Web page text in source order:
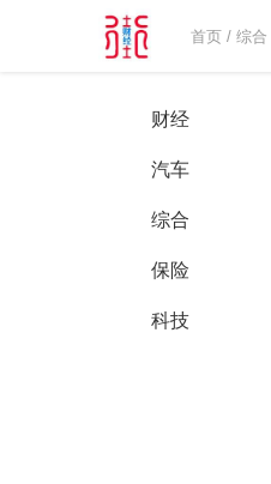
首页 /综合
财经
汽车
综合
保险
科技